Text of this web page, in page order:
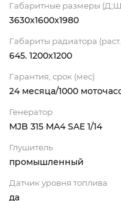
Габаритные размеры
3630x1600x1980
Габариты радиатора
645. 1200х1200
Гарантия, срок (мес)
24 месяца/1000
Генератор
MJB 315 MA4 SAE 1/14
Глушитель
промышленный
Датчик уровня топлива
да